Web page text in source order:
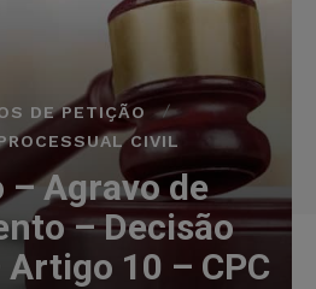
DE PETIÇÃO
CIVIL
– Agravo de
– Decisão
10 – CPC